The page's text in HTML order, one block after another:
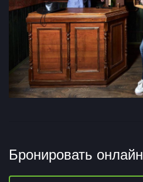
Бронировать онлайн